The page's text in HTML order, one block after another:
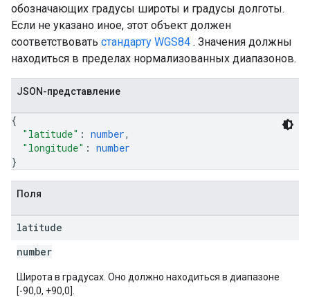
обозначающих градусы широты и градусы долготы.
Если не указано иное, этот объект должен
соответствовать стандарту WGS84 . Значения должны
находиться в пределах нормализованных диапазонов.
JSON-представление
{
"latitude" : number,
"longitude" : number
}
Поля
latitude
number
Широта в градусах. Оно должно находиться в диапазоне
[-90,0, +90,0].